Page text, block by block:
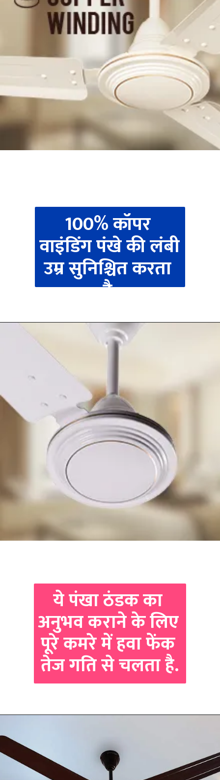
100% कॉपर
वाइंडिंग पंखे की लंबी
उम्र सुनिश्चित करता
है.
ये पंखा ठंडक का
अनुभव कराने के लिए
पूरे कमरे में हवा फेंक
तेज गति से चलता है.